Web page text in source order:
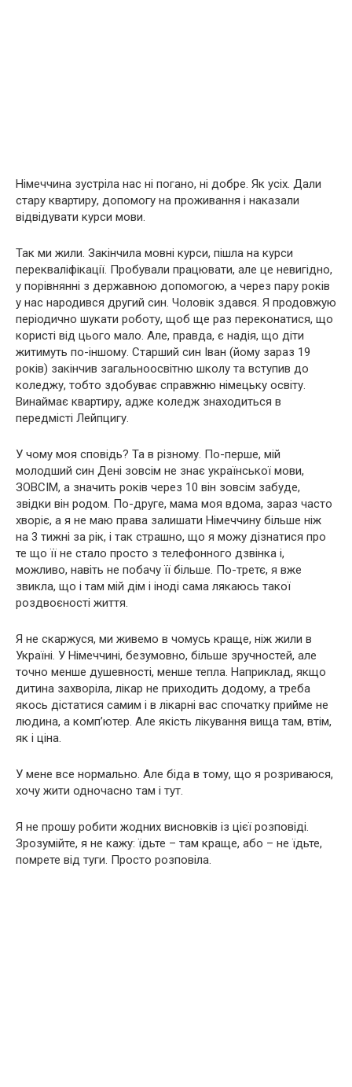
Німеччина зустріла нас ні погано, ні добре. Як усіх. Дали
стару квартиру, допомогу на проживання і наказали
відвідувати курси мови.
Так ми жили. Закінчила мовні курси, пішла на курси
перекваліфікації. Пробували працювати, але це невигідно,
у порівнянні з державною допомогою, а через пару років
у нас народився другий син. Чоловік здався. Я продовжую
періодично шукати роботу, щоб ще раз переконатися, що
користі від цього мало. Але, правда, є надія, що діти
житимуть по-іншому. Старший син Іван (йому зараз 19
років) закінчив загальноосвітню школу та вступив до
коледжу, тобто здобуває справжню німецьку освіту.
Винаймає квартиру, адже коледж знаходиться в
передмісті Лейпцигу.
У чому моя сповідь? Та в різному. По-перше, мій
молодший син Дені зовсім не знає української мови,
ЗОВСІМ, а значить років через 10 він зовсім забуде,
звідки він родом. По-друге, мама моя вдома, зараз часто
хворіє, а я не маю права залишати Німеччину більше ніж
на 3 тижні за рік, і так страшно, що я можу дізнатися про
те що її не стало просто з телефонного дзвінка і,
можливо, навіть не побачу її більше. По-третє, я вже
звикла, що і там мій дім і іноді сама лякаюсь такої
роздвоєності життя.
Я не скаржуся, ми живемо в чомусь краще, ніж жили в
Україні. У Німеччині, безумовно, більше зручностей, але
точно менше душевності, менше тепла. Наприклад, якщо
дитина захворіла, лікар не приходить додому, а треба
якось дістатися самим і в лікарні вас спочатку прийме не
людина, а комп’ютер. Але якість лікування вища там, втім,
як і ціна.
У мене все нормально. Але біда в тому, що я розриваюся,
хочу жити одночасно там і тут.
Я не прошу робити жодних висновків із цієї розповіді.
Зрозумійте, я не кажу: їдьте – там краще, або – не їдьте,
помрете від туги. Просто розповіла.